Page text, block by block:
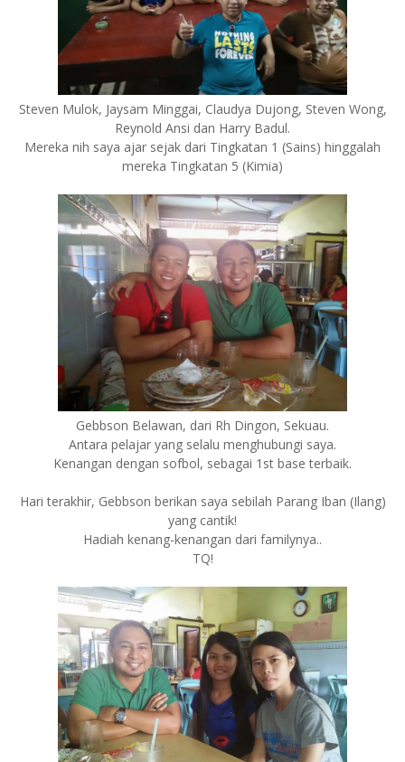
Steven Mulok, Jaysam Minggai, Claudya Dujong, Steven Wong,
Reynold Ansi dan Harry Badul.
Mereka nih saya ajar sejak dari Tingkatan 1 (Sains) hinggalah
mereka Tingkatan 5 (Kimia)
Gebbson Belawan, dari Rh Dingon, Sekuau.
Antara pelajar yang selalu menghubungi saya.
Kenangan dengan sofbol, sebagai 1st base terbaik.
Hari terakhir, Gebbson berikan saya sebilah Parang Iban (Ilang)
yang cantik!
Hadiah kenang-kenangan dari familynya..
TQ!